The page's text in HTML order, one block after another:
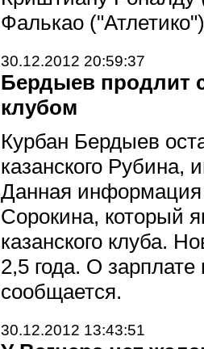
Фалькао
30.12.2012 20:59:37
Бердыев продлит
клубом
Курбан Бердыев
казанского
Данная информация
Сорокина, который
казанского клуба.
2,5 года. О
сообщается.
30.12.2012 13:43:51